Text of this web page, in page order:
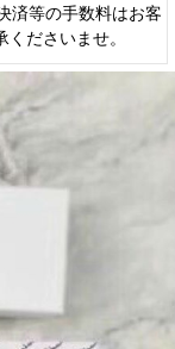
済等の手数料はお客
ださいませ。